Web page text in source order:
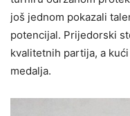
još jednom pokazali
potencijal. Prijedorski
kvalitetnih partija, a
medalja.